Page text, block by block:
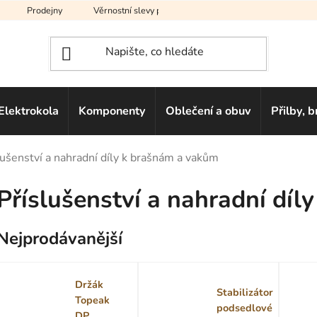
Prodejny Věrnostní slevy pro vás
Komponenty Oblečení a obuv Přilby,
a nahradní díly k brašnám a vakům
a nahradní
Držák
Topeak
Stabilizátor
podsedlové